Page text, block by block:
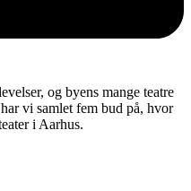
og byens mange teatre
vi samlet fem bud på, hvor
i Aarhus.